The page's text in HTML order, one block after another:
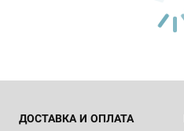
ДОСТАВКА И ОПЛАТА